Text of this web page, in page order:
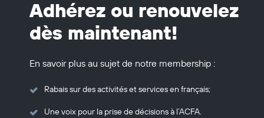
Adhérez ou renouvelez
dès maintenant!
En savoir plus au sujet de notre membership :
Rabais sur des activités et services en français;
Une voix pour la prise de décisions à l’ACFA.